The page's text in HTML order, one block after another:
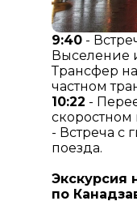
9:40 -
Выселение
Трансфер
частном
10:22 -
скоростном
- Встреча с
поезда.
Экскурсия
по